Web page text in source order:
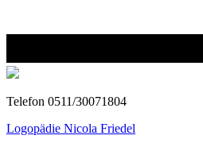
Telefon 0511/30071804
Logopädie Nicola Friedel